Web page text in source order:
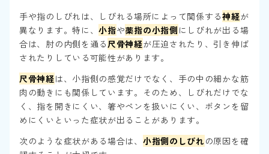
手や指のしびれは、しびれる場所によって関係する神経が
異なります。特に、小指や薬指の小指側 にしびれが出る場
合は、肘の内側を通る尺骨神経が圧迫されたり、引き伸ば
されたりしている可能性があります。
尺骨神経は、小指側の感覚だけでなく、手の中の細かな筋
肉の動きにも関係しています。そのため、しびれだけでな
く、指を開きにくい、箸やペンを扱いにくい、ボタンを留
めにくいといった症状が出ることがあります。
次のような症状がある場合は、 小指側のしびれの原因を確